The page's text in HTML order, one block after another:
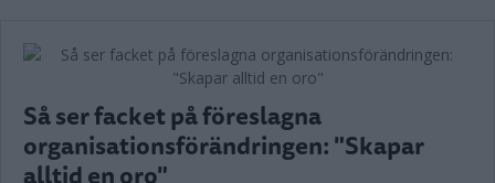
Så ser facket på föreslagna
organisationsförändringen: "Skapar
alltid en oro"